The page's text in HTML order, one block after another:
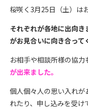
桜咲く3月25日（土）は
それぞれが各地に出向
がお見合いに向き合って
お相手や相談所様の協
が出来ました。
個人個々人の思い入れが
れたり、申し込みを受